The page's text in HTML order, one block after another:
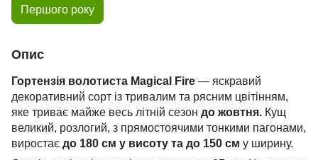
Першого року
Опис
Гортензія волотиста Magical Fire — яскравий
декоративний сорт із тривалим та рясним цвітінням,
яке триває майже весь літній сезон до жовтня. Кущ
великий, розлогий, з прямостоячими тонкими пагонами,
виростає до 180 см у висоту та до 150 см у ширину.